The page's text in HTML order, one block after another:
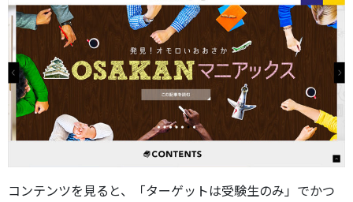
コンテンツを見ると、「ターゲットは受験生のみ」でかつ